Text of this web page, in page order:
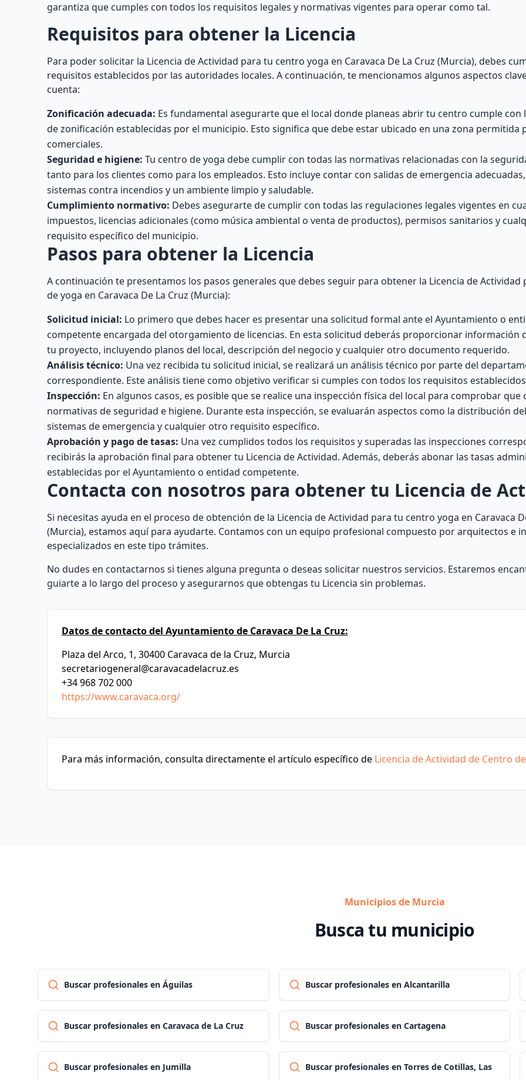
garantiza que cumples con todos los requisitos legales y normativas vigentes para operar como tal.
Requisitos para obtener la Licencia
Para poder solicitar la Licencia de Actividad para tu centro yoga en Caravaca De La Cruz (Murcia), debes
requisitos establecidos por las autoridades locales. A continuación, te mencionamos algunos aspectos
cuenta:
Zonificación adecuada: Es fundamental asegurarte que el local donde planeas abrir tu centro cumple con
de zonificación establecidas por el municipio. Esto significa que debe estar ubicado en una zona permitida
comerciales.
Seguridad e higiene: Tu centro de yoga debe cumplir con todas las normativas relacionadas con la
tanto para los clientes como para los empleados. Esto incluye contar con salidas de emergencia
sistemas contra incendios y un ambiente limpio y saludable.
Cumplimiento normativo: Debes asegurarte de cumplir con todas las regulaciones legales vigentes en
impuestos, licencias adicionales (como música ambiental o venta de productos), permisos sanitarios y
requisito específico del municipio.
Pasos para obtener la Licencia
A continuación te presentamos los pasos generales que debes seguir para obtener la Licencia de Actividad
de yoga en Caravaca De La Cruz (Murcia):
Solicitud inicial: Lo primero que debes hacer es presentar una solicitud formal ante el Ayuntamiento o
competente encargada del otorgamiento de licencias. En esta solicitud deberás proporcionar información
tu proyecto, incluyendo planos del local, descripción del negocio y cualquier otro documento requerido.
Análisis técnico: Una vez recibida tu solicitud inicial, se realizará un análisis técnico por parte del
correspondiente. Este análisis tiene como objetivo verificar si cumples con todos los requisitos
Inspección: En algunos casos, es posible que se realice una inspección física del local para comprobar que
normativas de seguridad e higiene. Durante esta inspección, se evaluarán aspectos como la distribución
sistemas de emergencia y cualquier otro requisito específico.
Aprobación y pago de tasas: Una vez cumplidos todos los requisitos y superadas las inspecciones
recibirás la aprobación final para obtener tu Licencia de Actividad. Además, deberás abonar las tasas
establecidas por el Ayuntamiento o entidad competente.
Contacta con nosotros para obtener tu Licencia de
Si necesitas ayuda en el proceso de obtención de la Licencia de Actividad para tu centro yoga en Caravaca
(Murcia), estamos aquí para ayudarte. Contamos con un equipo profesional compuesto por arquitectos e
especializados en este tipo trámites.
No dudes en contactarnos si tienes alguna pregunta o deseas solicitar nuestros servicios. Estaremos
guiarte a lo largo del proceso y asegurarnos que obtengas tu Licencia sin problemas.
Datos de contacto del Ayuntamiento de Caravaca De La Cruz:
Plaza del Arco, 1, 30400 Caravaca de la Cruz, Murcia
secretariogeneral@caravacadelacruz.es
+34 968 702 000
https://www.caravaca.org/
Para más información, consulta directamente el artículo específico de Licencia de Actividad de Centro
Municipios de Murcia
Busca tu municipio
Buscar profesionales en Águilas Buscar profesionales en Alcantarilla
Buscar profesionales en Caravaca de La Cruz Buscar profesionales en Cartagena
Buscar profesionales en Jumilla Buscar profesionales en Torres de Cotillas, Las